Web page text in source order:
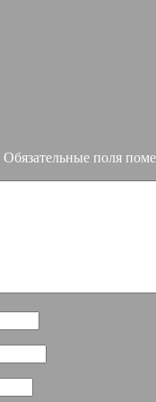
Обязательные поля